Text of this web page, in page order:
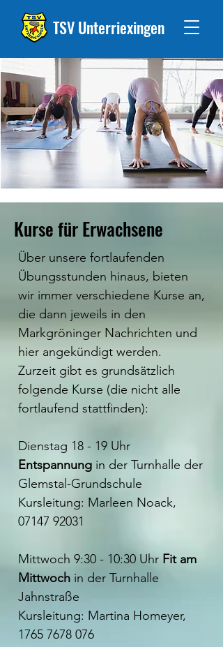
TSV Unterriexingen
Kurse für Erwachsene
Über unsere fortlaufenden
Übungsstunden hinaus, bieten
wir immer verschiedene Kurse an,
die dann jeweils in den
Markgröninger Nachrichten und
hier angekündigt werden.
Zurzeit gibt es grundsätzlich
folgende Kurse (die nicht alle
fortlaufend stattfinden):
Dienstag 18 - 19 Uhr
Entspannung in der Turnhalle der
Glemstal-Grundschule
Kursleitung: Marleen Noack,
07147 92031
Mittwoch 9:30 - 10:30 Uhr Fit am
Mittwoch in der Turnhalle
Jahnstraße
Kursleitung: Martina Homeyer,
1765 7678 076